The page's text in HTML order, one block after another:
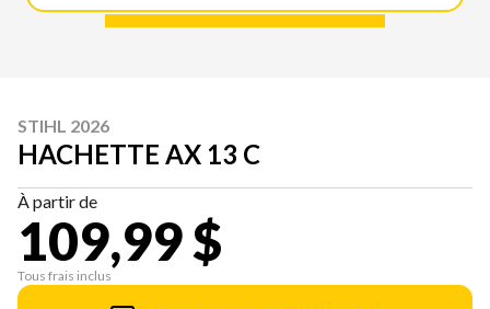
STIHL 2026
HACHETTE AX 13 C
À partir de
109,99 $
Tous frais inclus